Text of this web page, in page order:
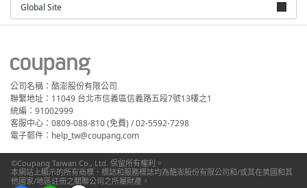
Global Site
公司名稱：酷澎股份有限公司
聯繫地址：11049 台北市信義區信義路五段7號13樓之1
統編：91002999
客服中心：0809-088-810 (免費) / 02-5592-7298
電子郵件：help_tw@coupang.com
©Coupang Taiwan Co., Ltd. 保留所有權利。
本網站上顯示的所有商標、標誌和服務標誌均為酷澎股份有限公司和/或其在美國和其
他國家/地區註冊之關聯公司之所屬財產。